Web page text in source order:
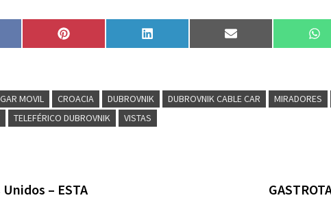
Compartir
en
Compartir
en
Compartir
en en
MOVIL CROACIA DUBROVNIK DUBROVNIK CABLE CAR MIRADORES
TELEFÉRICO DUBROVNIK VISTAS
– ESTA